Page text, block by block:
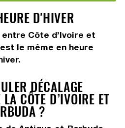
D'HIVER
Côte d’Ivoire et
le même en heure
DÉCALAGE
CÔTE D’IVOIRE ET
?